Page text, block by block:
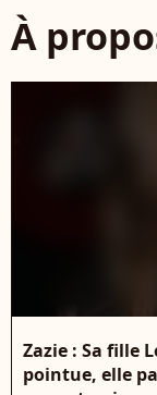
À
Zazie : Sa fille
pointue, elle